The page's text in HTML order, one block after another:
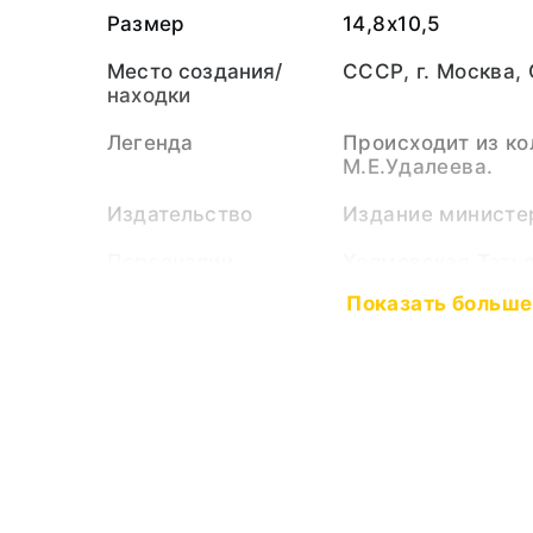
Размер
14,8х10,5
Место создания/
находки
СССР, г. Москва,
Легенда
Происходит из
М.Е.Удалеева.
Издательство
Издание
Удалеев Михаил
Показать больше